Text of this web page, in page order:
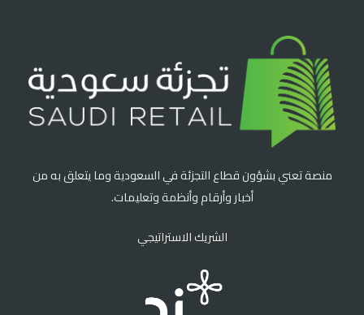
منصة تعني بشؤون قطاع التجزئة في السعودية وما يتعلق به من
أخبار وأرقام وأنظمة وتعليمات.
الشريك الاستراتيجي